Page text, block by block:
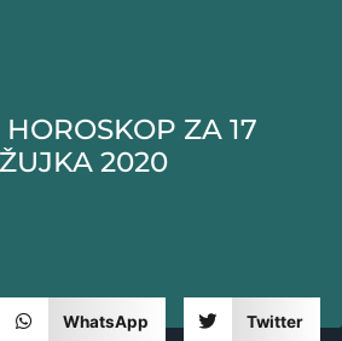
ZA 17
2020
WhatsApp Twitter